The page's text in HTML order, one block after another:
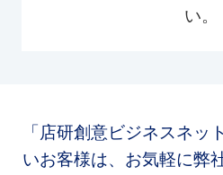
い。
「店研創意ビジネスネッ
いお客様は、お気軽に弊